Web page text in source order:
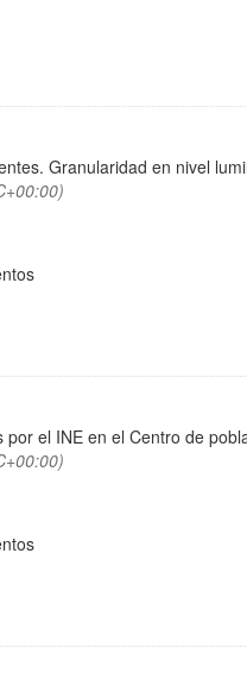
Granularidad en nivel
el INE en el Centro de